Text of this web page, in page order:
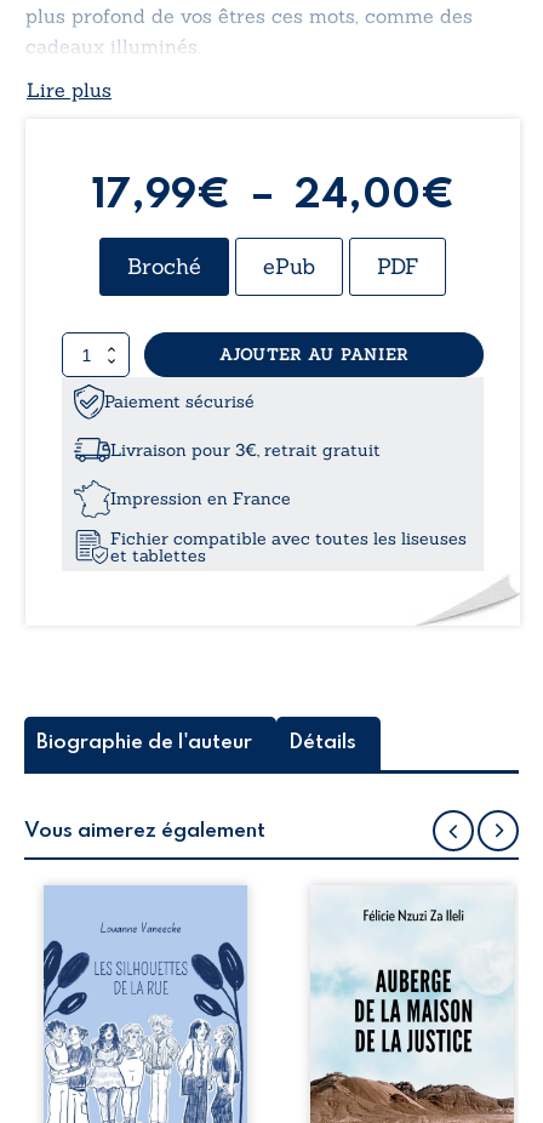
plus profond de vos êtres ces mots, comme des
cadeaux illuminés.
Lire plus
17,99€ – 24,00€
Broché ePub PDF
quantité
de
Du
traîneau
des
AJOUTER AU PANIER
Paiement sécurisé
Livraison pour 3€, retrait gratuit
Impression en France
Fichier compatible avec toutes les liseuses
et tablettes
Biographie de l'auteur Détails
Vous aimerez également
la rue donne la
parole à six
personnages
ordinaires,
traversés par des
pensées, des
émotions et des
silences qui
pourraient
appartenir à
Auberge de la
récit-témoignage
consacré au
parcours
exemplaire de
Mbala Zi Nkuaku
Lema Félix.
Magistrat intègre,
fervent défenseur